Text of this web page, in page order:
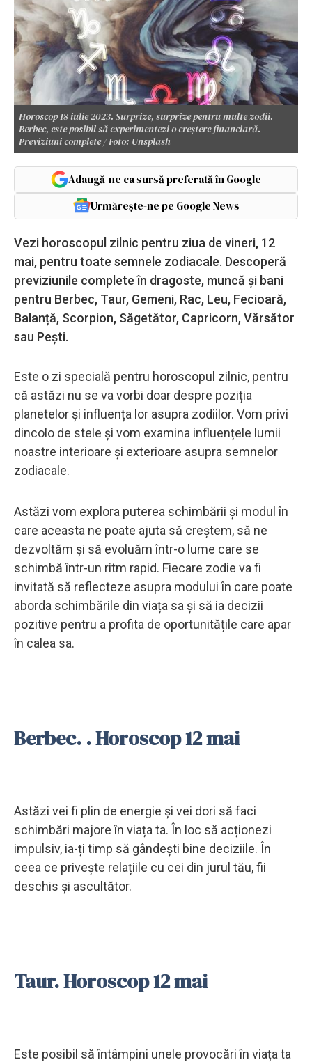
Horoscop 18 iulie 2023. Surprize, surprize pentru multe zodii.
Berbec, este posibil să experimentezi o creștere financiară.
Previziuni complete / Foto: Unsplash
Adaugă-ne ca sursă preferată în Google
Urmărește-ne pe Google News
Vezi horoscopul zilnic pentru ziua de vineri, 12
mai, pentru toate semnele zodiacale. Descoperă
previziunile complete în dragoste, muncă și bani
pentru Berbec, Taur, Gemeni, Rac, Leu, Fecioară,
Balanță, Scorpion, Săgetător, Capricorn, Vărsător
sau Pești.
Este o zi specială pentru horoscopul zilnic, pentru
că astăzi nu se va vorbi doar despre poziția
planetelor și influența lor asupra zodiilor. Vom privi
dincolo de stele și vom examina influențele lumii
noastre interioare și exterioare asupra semnelor
zodiacale.
Astăzi vom explora puterea schimbării și modul în
care aceasta ne poate ajuta să creștem, să ne
dezvoltăm și să evoluăm într-o lume care se
schimbă într-un ritm rapid. Fiecare zodie va fi
invitată să reflecteze asupra modului în care poate
aborda schimbările din viața sa și să ia decizii
pozitive pentru a profita de oportunitățile care apar
în calea sa.
Berbec. . Horoscop 12 mai
Astăzi vei fi plin de energie și vei dori să faci
schimbări majore în viața ta. În loc să acționezi
impulsiv, ia-ți timp să gândești bine deciziile. În
ceea ce privește relațiile cu cei din jurul tău, fii
deschis și ascultător.
Taur. Horoscop 12 mai
Este posibil să întâmpini unele provocări în viața ta